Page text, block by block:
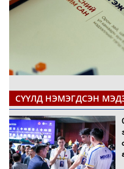
СҮҮЛД НЭМЭГДСЭН